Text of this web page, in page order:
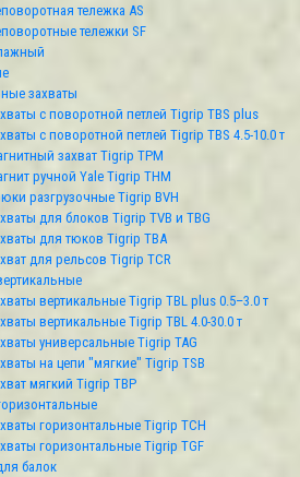
тележка AS
тележки SF
захваты
с поворотной петлей Tigrip TBS plus
с поворотной петлей Tigrip TBS 4.5-10.0 т
захват Tigrip TPM
ручной Yale Tigrip THM
разгрузочные Tigrip BVH
для блоков Tigrip TVB и TBG
для тюков Tigrip TBA
для рельсов Tigrip TCR
вертикальные Tigrip TBL plus 0.5–3.0 т
вертикальные Tigrip TBL 4.0-30.0 т
универсальные Tigrip TAG
на цепи "мягкие" Tigrip TSB
мягкий Tigrip TBP
горизонтальные Tigrip TСН
горизонтальные Tigrip TGF
балок